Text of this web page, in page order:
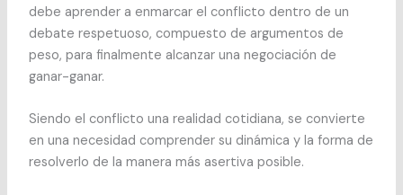
debe aprender a enmarcar el conflicto dentro de un
debate respetuoso, compuesto de argumentos de
peso, para finalmente alcanzar una negociación de
ganar-ganar.
Siendo el conflicto una realidad cotidiana, se convierte
en una necesidad comprender su dinámica y la forma de
resolverlo de la manera más asertiva posible.